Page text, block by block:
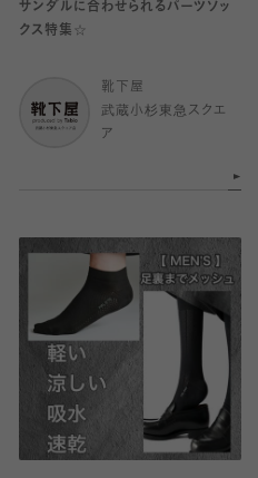
サンダルに合わせられるパーツソッ
クス特集☆
靴下屋
武蔵小杉東急スクエ
ア